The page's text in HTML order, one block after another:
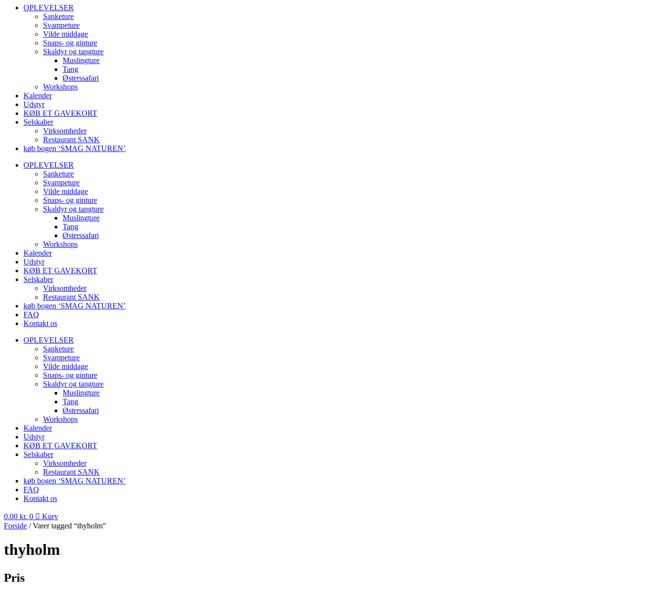
OPLEVELSER
Sanketure
Svampeture
Vilde middage
Snaps- og ginture
Skaldyr og tangture
Muslingture
Tang
Østerssafari
Workshops
Kalender
Udstyr
KØB ET GAVEKORT
Selskaber
Virksomheder
Restaurant SANK
køb bogen ‘SMAG NATUREN’
OPLEVELSER
Sanketure
Svampeture
Vilde middage
Snaps- og ginture
Skaldyr og tangture
Muslingture
Tang
Østerssafari
Workshops
Kalender
Udstyr
KØB ET GAVEKORT
Selskaber
Virksomheder
Restaurant SANK
køb bogen ‘SMAG NATUREN’
FAQ
Kontakt os
OPLEVELSER
Sanketure
Svampeture
Vilde middage
Snaps- og ginture
Skaldyr og tangture
Muslingture
Tang
Østerssafari
Workshops
Kalender
Udstyr
KØB ET GAVEKORT
Selskaber
Virksomheder
Restaurant SANK
køb bogen ‘SMAG NATUREN’
FAQ
Kontakt os
0.00 kr. 0
Kurv
Forside / Varer tagged “thyholm”
thyholm
Pris